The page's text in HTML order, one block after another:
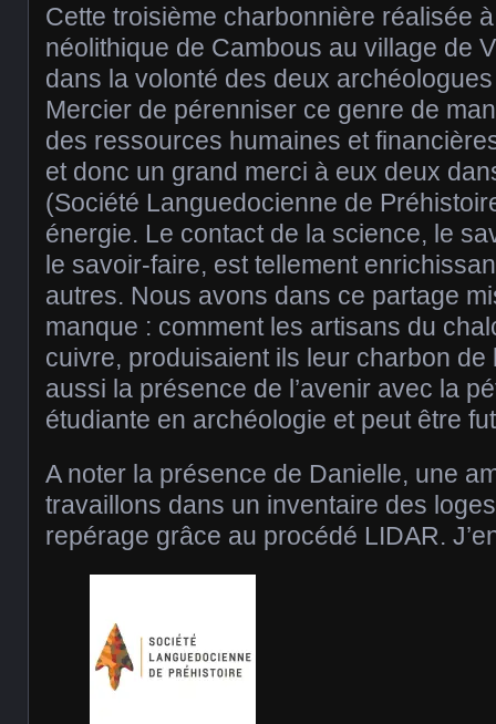
Cette troisième charbonnière réalisée
néolithique de Cambous au village de
dans la volonté des deux
Mercier de pérenniser ce genre de
des ressources humaines et
et donc un grand merci à eux deux
(Société Languedocienne de
énergie. Le contact de la science, le
le savoir-faire, est tellement
autres. Nous avons dans ce partage
manque : comment les artisans du
cuivre, produisaient ils leur charbon
aussi la présence de l’avenir avec la
étudiante en archéologie et peut être
A noter la présence de Danielle, une
travaillons dans un inventaire des
repérage grâce au procédé LIDAR.